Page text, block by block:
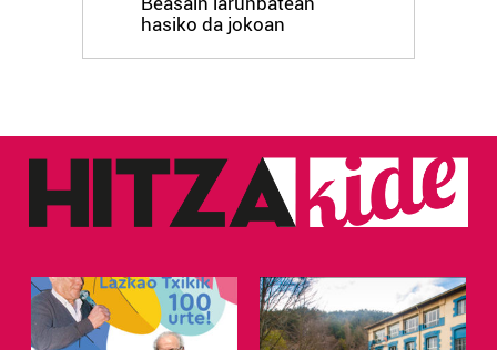
hasiko da jokoan